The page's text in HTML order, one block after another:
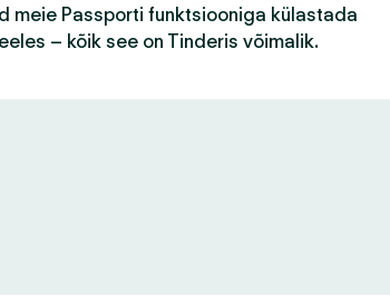
meie Passporti funktsiooniga külastada
– kõik see on Tinderis võimalik.